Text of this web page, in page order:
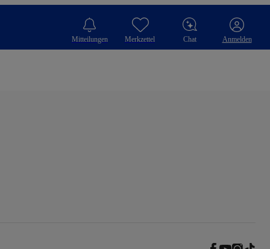
Mitteilungen Merkzettel Chat Anmelden